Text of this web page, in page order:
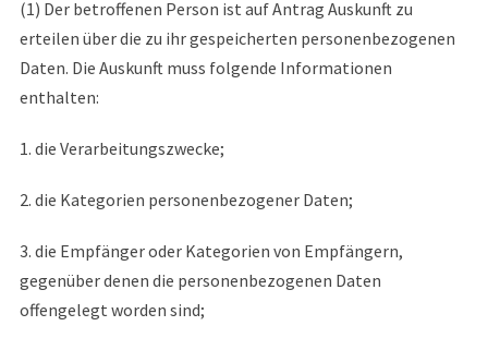
(1) Der betroffenen Person ist auf Antrag Auskunft zu
erteilen über die zu ihr gespeicherten personenbezogenen
Daten. Die Auskunft muss folgende Informationen
enthalten:
1. die Verarbeitungszwecke;
2. die Kategorien personenbezogener Daten;
3. die Empfänger oder Kategorien von Empfängern,
gegenüber denen die personenbezogenen Daten
offengelegt worden sind;